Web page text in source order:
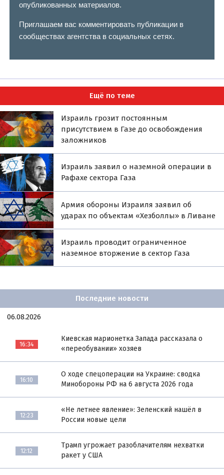
опубликованных материалов.
Приглашаем вас комментировать публикации в
сообществах агентства в социальных сетях.
Ещё по теме
Израиль грозит постоянным
присутствием в Газе до освобождения
заложников
Израиль заявил о наземной операции в
Рафахе сектора Газа
Армия обороны Израиля заявил об
ударах по объектам «Хезболлы» в Ливане
Израиль проводит ограниченное
наземное вторжение в сектор Газа
Последние новости
06.08.2026
16:34
Киевская марионетка Запада рассказала о
«переобувании» хозяев
16:10
О ходе спецоперации на Украине: сводка
Минобороны РФ на 6 августа 2026 года
12:23
«Не летнее явление»: Зеленский нашёл в
России новые цели
12:12
Трамп угрожает разоблачителям нехватки
ракет у США